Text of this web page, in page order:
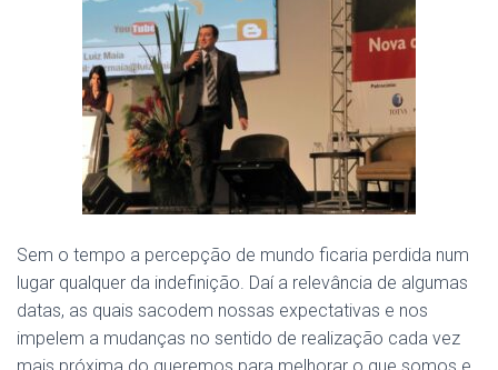
Sem o tempo a percepção de mundo ficaria perdida num
lugar qualquer da indefinição. Daí a relevância de algumas
datas, as quais sacodem nossas expectativas e nos
impelem a mudanças no sentido de realização cada vez